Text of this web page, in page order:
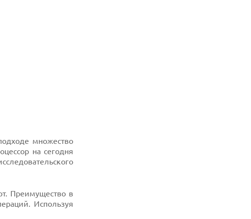
множество
на сегодня
Преимущество в
Используя